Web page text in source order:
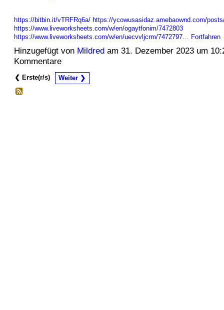
https://bitbin.it/vTRFRq6a/ https://ycowusasidaz.amebaownd.com/
https://www.liveworksheets.com/w/en/ogaytfonim/7472803
https://www.liveworksheets.com/w/en/uecvvljcrm/7472797…
Fortfahren
Hinzugefügt von Mildredam 31. Dezember 2023 um
Kommentare
❮ Erste(r/s) Weiter ❯